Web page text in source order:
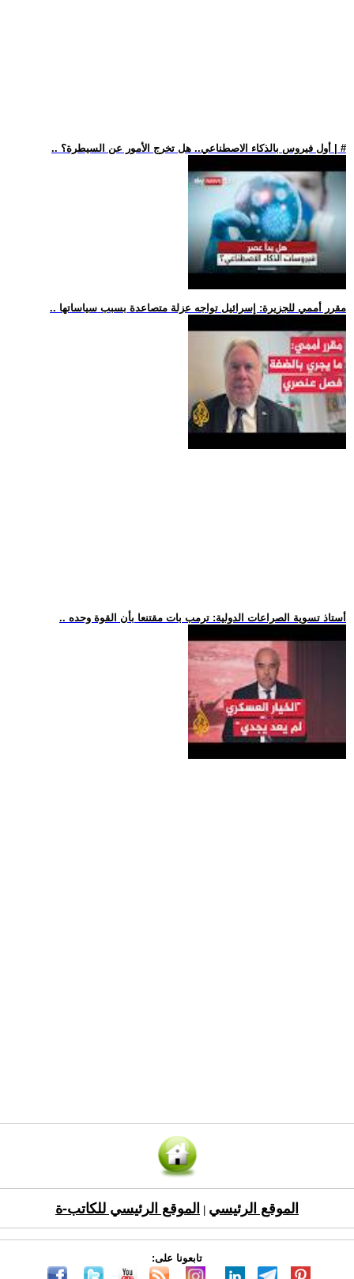
.. أول فيروس بالذكاء الاصطناعي.. هل تخرج الأمور عن السيطرة؟ | #
.. مقرر أممي للجزيرة: إسرائيل تواجه عزلة متصاعدة بسبب سياساتها
.. أستاذ تسوية الصراعات الدولية: ترمب بات مقتنعا بأن القوة وحده
الموقع الرئيسي الموقع الرئيسي للكاتب-ة
تابعونا على: